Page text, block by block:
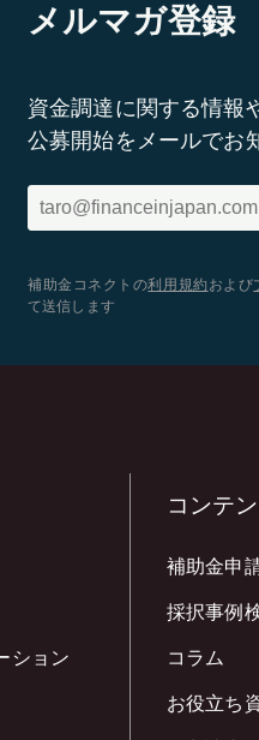
メルマガ登録
資金調達に関する情報
公募開始をメールでお
補助金コネクトの利用規約 および
て送信します
ション
コンテ
補助金申
採択事例
コラム
お役立ち